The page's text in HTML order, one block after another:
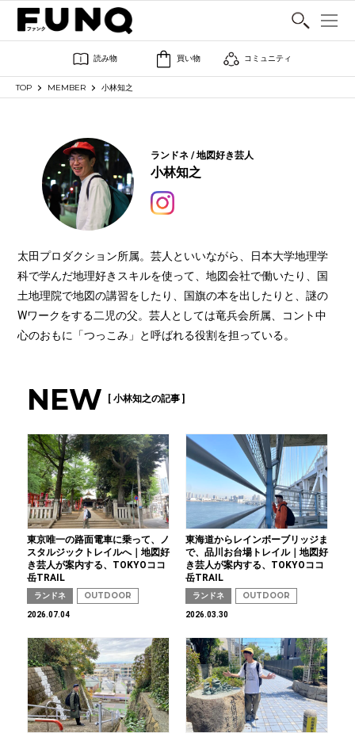
SHARE
読み物 買い物 コミュニティ
TOP MEMBER 小林知之
ランドネ / 地図好き芸人
小林知之
太田プロダクション所属。芸人といいながら、日本大学地理学
科で学んだ地理好きスキルを使って、地図会社で働いたり、国
土地理院で地図の講習をしたり、国旗の本を出したりと、謎の
Wワークをする二児の父。芸人としては竜兵会所属、コント中
心のおもに「つっこみ」と呼ばれる役割を担っている。
NEW [ 小林知之の記事 ]
東京唯一の路面電車に乗って、ノ
スタルジックトレイルへ｜地図好
き芸人が案内する、TOKYOココ
岳TRAIL
ランドネ OUTDOOR
2026.07.04
東海道からレインボーブリッジま
で、品川お台場トレイル｜地図好
き芸人が案内する、TOKYOココ
岳TRAIL
ランドネ OUTDOOR
2026.03.30